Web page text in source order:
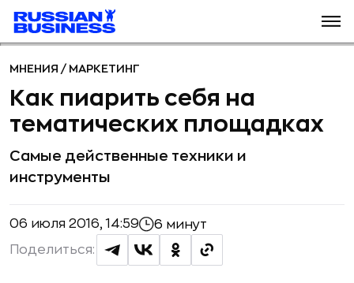
МНЕНИЯ / МАРКЕТИНГ
Как пиарить себя на
тематических площадках
Самые действенные техники и
инструменты
06 июля 2016, 14:59 6 минут
Поделиться: